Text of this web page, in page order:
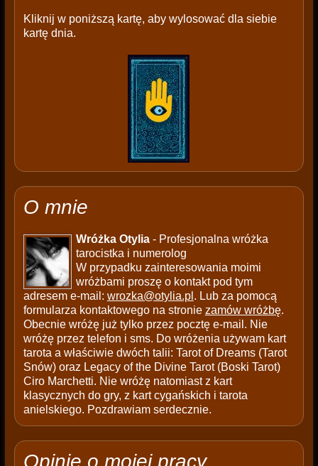
Kliknij w poniższą kartę, aby wylosować dla siebie
kartę dnia.
O mnie
Wróżka Otylia- Profesjonalna wróżka
tarocistka i numerolog
W przypadku zainteresowania moimi
wróżbami proszę o kontakt pod tym
adresem e-mail: wrozka@otylia.pl . Lub za pomocą
formularza kontaktowego na stronie zamów wróżbę.
Obecnie wróżę już tylko przez pocztę e-mail. Nie
wróżę przez telefon i sms. Do wróżenia używam kart
tarota a właściwie dwóch talii: Tarot of Dreams (Tarot
Snów) oraz Legacy of the Divine Tarot (Boski Tarot)
Ciro Marchetti. Nie wróżę natomiast z kart
klasycznych do gry, z kart cygańskich i tarota
anielskiego. Pozdrawiam serdecznie.
Opinie o mojej pracy